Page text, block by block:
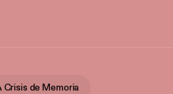
Crisis de Memoria